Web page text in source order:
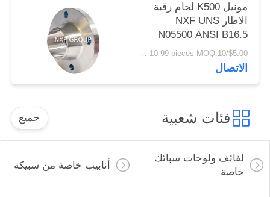
مونيل K500 لحام رقبة
الاطار NXF UNS
N05500 ANSI B16.5
Clas150-2500 الاطار
OD 1/2-24 بوصة
$5.00/pieces 10-99 pieces MOQ:10 قطع
الاتصال
فئات شعبية جميع
لفائف ولوحات سبائك
خاصة
أنابيب خاصة من سبيكة